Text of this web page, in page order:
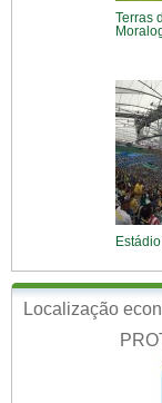
Terras
Localização